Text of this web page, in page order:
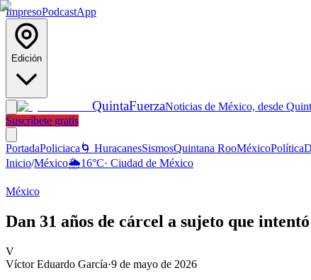
ImpresoPodcastApp
Edición
QuintaFuerzaNoticias de México, desde
Suscríbete gratis
PortadaPoliciaca 🌀 HuracanesSismosQuintana RooMéxicoPolítica
Inicio/México🌦️16°C· Ciudad de México
México
Dan 31 años de cárcel a sujeto que
V
Víctor Eduardo García·9 de mayo de 2026